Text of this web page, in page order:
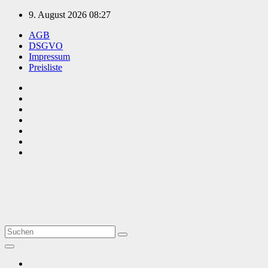
Zum
springen
9. August 2026 08:27
AGB
DSGVO
Impressum
Preisliste